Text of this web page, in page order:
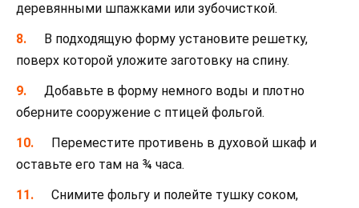
деревянными шпажками или зубочисткой.
В подходящую форму установите решетку,
поверх которой уложите заготовку на спину.
Добавьте в форму немного воды и плотно
оберните сооружение с птицей фольгой.
Переместите противень в духовой шкаф и
оставьте его там на ¾ часа.
Снимите фольгу и полейте тушку соком,